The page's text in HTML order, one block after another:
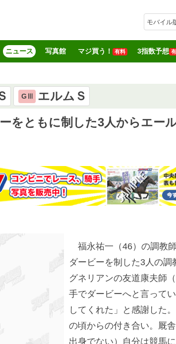
モバイル
ニュース 写真館 マジ買う！ 有料 3指数予想
GⅢ
エルムＳ
をともに制した3人からエー
福永祐一（46）の調教
ダービーを制した3人の
グネリアンの友道康夫師
手でダービーへと言って
してくれた」と感謝した
の頃からの付き合い。厩
出身でない）自分は競馬